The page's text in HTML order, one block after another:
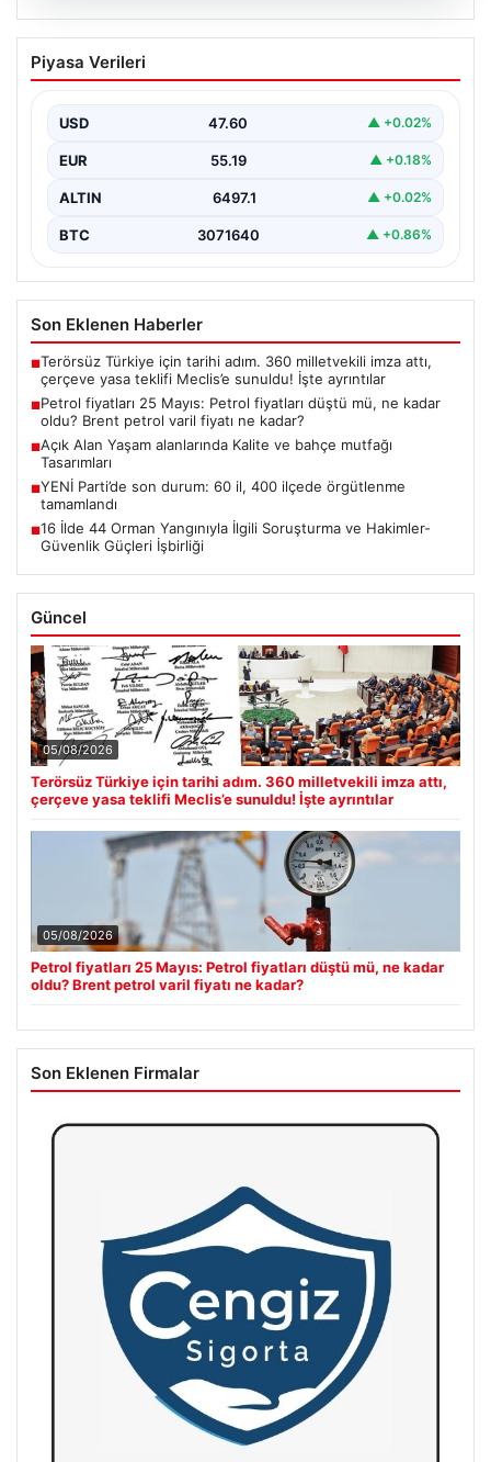
Petrol fiyatları 25 Mayıs: Petrol fiyatları
düştü mü, ne kadar oldu? Brent petrol
Piyasa Verileri
USD 47.60 ▲ +0.02%
EUR 55.19 ▲ +0.18%
ALTIN 6497.1 ▲ +0.02%
BTC 3071640 ▲ +0.86%
Son Eklenen Haberler
■Terörsüz Türkiye için tarihi adım. 360 milletvekili imza attı,
çerçeve yasa teklifi Meclis’e sunuldu! İşte ayrıntılar
■Petrol fiyatları 25 Mayıs: Petrol fiyatları düştü mü, ne kadar
oldu? Brent petrol varil fiyatı ne kadar?
■Açık Alan Yaşam alanlarında Kalite ve bahçe mutfağı
Tasarımları
■YENİ Parti’de son durum: 60 il, 400 ilçede örgütlenme
tamamlandı
■16 İlde 44 Orman Yangınıyla İlgili Soruşturma ve Hakimler-
Güvenlik Güçleri İşbirliği
Güncel
05/08/2026
Terörsüz Türkiye için tarihi adım. 360 milletvekili imza attı,
çerçeve yasa teklifi Meclis’e sunuldu! İşte ayrıntılar
05/08/2026
Petrol fiyatları 25 Mayıs: Petrol fiyatları düştü mü, ne kadar
oldu? Brent petrol varil fiyatı ne kadar?
Son Eklenen Firmalar